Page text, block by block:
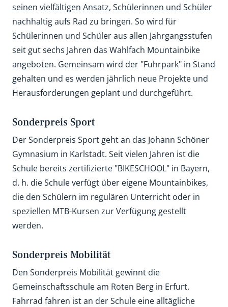
seinen vielfältigen Ansatz, Schülerinnen und Schüler
nachhaltig aufs Rad zu bringen. So wird für
Schülerinnen und Schüler aus allen Jahrgangsstufen
seit gut sechs Jahren das Wahlfach Mountainbike
angeboten. Gemeinsam wird der "Fuhrpark" in Stand
gehalten und es werden jährlich neue Projekte und
Herausforderungen geplant und durchgeführt.
Sonderpreis Sport
Der Sonderpreis Sport geht an das Johann Schöner
Gymnasium in Karlstadt. Seit vielen Jahren ist die
Schule bereits zertifizierte "BIKESCHOOL" in Bayern,
d. h. die Schule verfügt über eigene Mountainbikes,
die den Schülern im regulären Unterricht oder in
speziellen MTB-Kursen zur Verfügung gestellt
werden.
Sonderpreis Mobilität
Den Sonderpreis Mobilität gewinnt die
Gemeinschaftsschule am Roten Berg in Erfurt.
Fahrrad fahren ist an der Schule eine alltägliche